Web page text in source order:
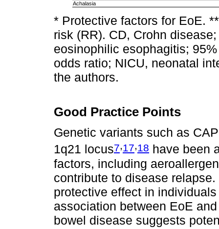
Achalasia
* Protective factors for EoE.
risk (RR). CD, Crohn
eosinophilic esophagitis;
odds ratio; NICU, neonatal
the authors.
Good Practice Points
Genetic variants such as
1q21 locus7,17,18 have been
factors, including
contribute to disease
protective effect in
association between EoE
bowel disease suggests